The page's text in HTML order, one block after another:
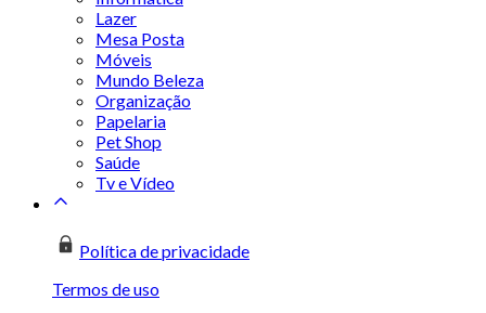
Lazer
Mesa Posta
Móveis
Mundo Beleza
Organização
Papelaria
Pet Shop
Saúde
Tv e Vídeo
Política de privacidade
Termos de uso